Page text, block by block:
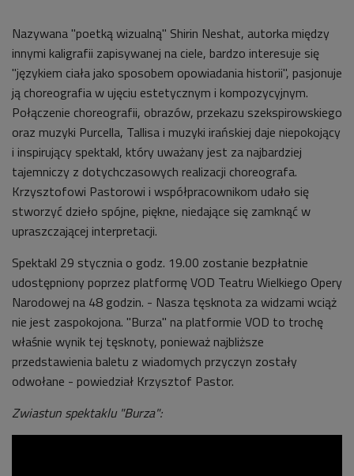
Nazywana "poetką wizualną" Shirin Neshat, autorka między
innymi kaligrafii zapisywanej na ciele, bardzo interesuje się
"językiem ciała jako sposobem opowiadania historii", pasjonuje
ją choreografia w ujęciu estetycznym i kompozycyjnym.
Połączenie choreografii, obrazów, przekazu szekspirowskiego
oraz muzyki Purcella, Tallisa i muzyki irańskiej daje niepokojący
i inspirujący spektakl, który uważany jest za najbardziej
tajemniczy z dotychczasowych realizacji choreografa.
Krzysztofowi Pastorowi i współpracownikom udało się
stworzyć dzieło spójne, piękne, niedające się zamknąć w
upraszczającej interpretacji.
Spektakl 29 stycznia o godz. 19.00 zostanie bezpłatnie
udostępniony poprzez platformę VOD Teatru Wielkiego Opery
Narodowej na 48 godzin. - Nasza tęsknota za widzami wciąż
nie jest zaspokojona. "Burza" na platformie VOD to trochę
właśnie wynik tej tęsknoty, ponieważ najbliższe
przedstawienia baletu z wiadomych przyczyn zostały
odwołane - powiedział Krzysztof Pastor.
Zwiastun spektaklu "Burza":